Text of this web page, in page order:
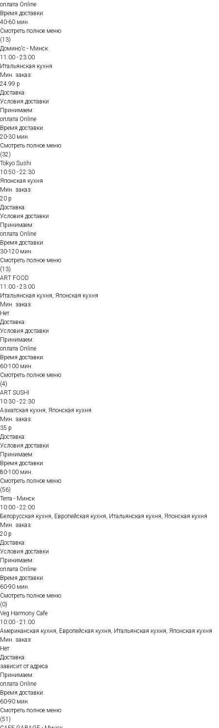
оплата Online
Время доставки:
40-60 мин.
Смотреть полное меню
(13)
Домино'с - Минск
11:00 - 23:00
Итальянская кухня
Мин. заказ:
24.99 р
Доставка:
Условия доставки
Принимаем:
оплата Online
Время доставки:
20-30 мин.
Смотреть полное меню
(32)
Tokyo Sushi
10:50 - 22:30
Японская кухня
Мин. заказ:
20 р
Доставка:
Условия доставки
Принимаем:
оплата Online
Время доставки:
30-120 мин.
Смотреть полное меню
(13)
ART FOOD
11:00 - 23:00
Итальянская кухня, Японская кухня
Мин. заказ:
Нет
Доставка:
Условия доставки
Принимаем:
оплата Online
Время доставки:
60-100 мин.
Смотреть полное меню
(4)
ART SUSHI
10:30 - 22:30
Азиатская кухня, Японская кухня
Мин. заказ:
35 р
Доставка:
Условия доставки
Принимаем:
Время доставки:
80-100 мин.
Смотреть полное меню
(56)
Terra - Минск
10:00 - 22:00
Белорусская кухня, Европейская кухня, Итальянская кухня, Японская кухня
Мин. заказ:
20 р
Доставка:
Условия доставки
Принимаем:
оплата Online
Время доставки:
60-90 мин.
Смотреть полное меню
(0)
Veg Harmony Cafe
10:00 - 21:00
Американская кухня, Европейская кухня, Итальянская кухня, Японская кухня
Мин. заказ:
Нет
Доставка:
зависит от адреса
Принимаем:
оплата Online
Время доставки:
60-90 мин.
Смотреть полное меню
(51)